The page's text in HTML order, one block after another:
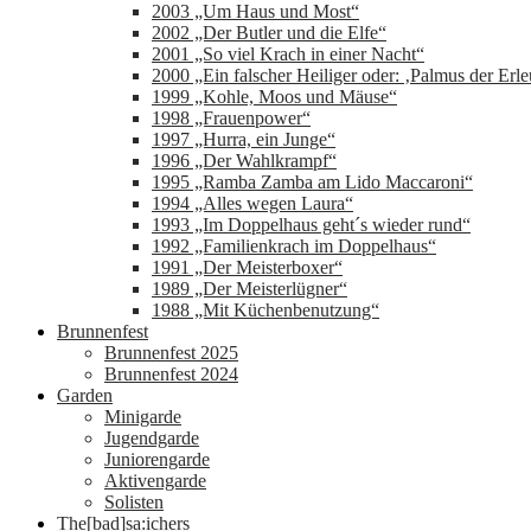
2003 „Um Haus und Most“
2002 „Der Butler und die Elfe“
2001 „So viel Krach in einer Nacht“
2000 „Ein falscher Heiliger oder: ‚Palmus der
1999 „Kohle, Moos und Mäuse“
1998 „Frauenpower“
1997 „Hurra, ein Junge“
1996 „Der Wahlkrampf“
1995 „Ramba Zamba am Lido Maccaroni“
1994 „Alles wegen Laura“
1993 „Im Doppelhaus geht´s wieder rund“
1992 „Familienkrach im Doppelhaus“
1991 „Der Meisterboxer“
1989 „Der Meisterlügner“
1988 „Mit Küchenbenutzung“
Brunnenfest
Brunnenfest 2025
Brunnenfest 2024
Garden
Minigarde
Jugendgarde
Juniorengarde
Aktivengarde
Solisten
The[bad]sa:ichers